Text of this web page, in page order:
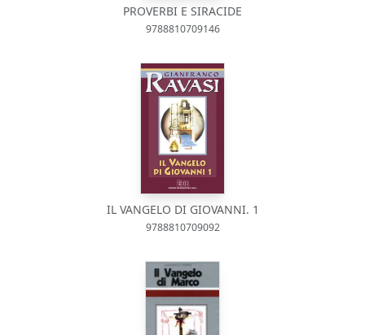
PROVERBI E SIRACIDE
9788810709146
IL VANGELO DI GIOVANNI. 1
9788810709092